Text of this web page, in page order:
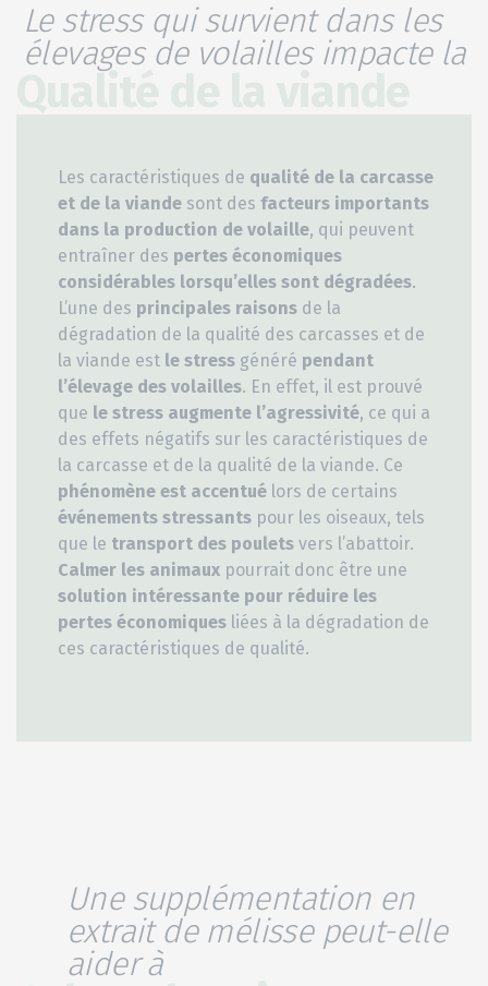
Le stress qui survient dans les
élevages de volailles impacte la
Les caractéristiques de qualité de la carcasse
et de la viande sont des facteurs importants
dans la production de volaille, qui peuvent
entraîner des pertes économiques
considérables lorsqu’elles sont dégradées.
L’une des principales raisons de la
dégradation de la qualité des carcasses et de
la viande est le stress généré pendant
l’élevage des volailles. En effet, il est prouvé
que le stress augmente l’agressivité, ce qui a
des effets négatifs sur les caractéristiques de
la carcasse et de la qualité de la viande. Ce
phénomène est accentué lors de certains
événements stressants pour les oiseaux, tels
que le transport des poulets vers l’abattoir.
Calmer les animaux pourrait donc être une
solution intéressante pour réduire les
pertes économiques liées à la dégradation de
ces caractéristiques de qualité.
Une supplémentation en
extrait de mélisse peut-elle
aider à